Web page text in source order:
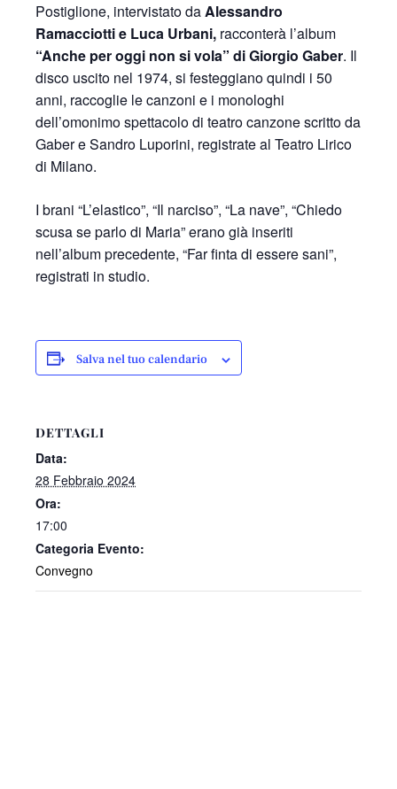
Postiglione, intervistato daAlessandro
Ramacciotti e Luca Urbani, racconterà l’album
“Anche per oggi non si vola” di Giorgio Gaber. Il
disco uscito nel 1974, si festeggiano quindi i 50
anni, raccoglie le canzoni e i monologhi
dell’omonimo spettacolo di teatro canzone scritto da
Gaber e Sandro Luporini, registrate al Teatro Lirico
di Milano.
I brani “L’elastico”, “Il narciso”, “La nave”, “Chiedo
scusa se parlo di Maria” erano già inseriti
nell’album precedente, “Far finta di essere sani”,
registrati in studio.
Salva nel tuo calendario
DETTAGLI
Data:
28 Febbraio 2024
Ora:
17:00
Categoria Evento:
Convegno